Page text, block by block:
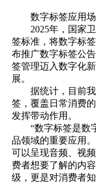
数字标签应用
2025年，国家卫
签标准，将数字标
布推广数字标签公
签管理迈入数字化
展。
据统计，目前我
签，覆盖日常消费
发挥带动作用。
“数字标签是数字
品领域的重要应用
可以呈现音频、视
费者想要了解的内
级，更是对消费者